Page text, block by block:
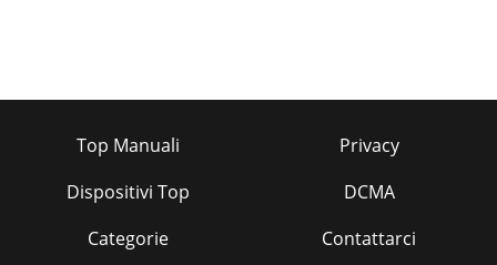
Top Manuali
Dispositivi Top
Categorie
Privacy
DCMA
Contattarci